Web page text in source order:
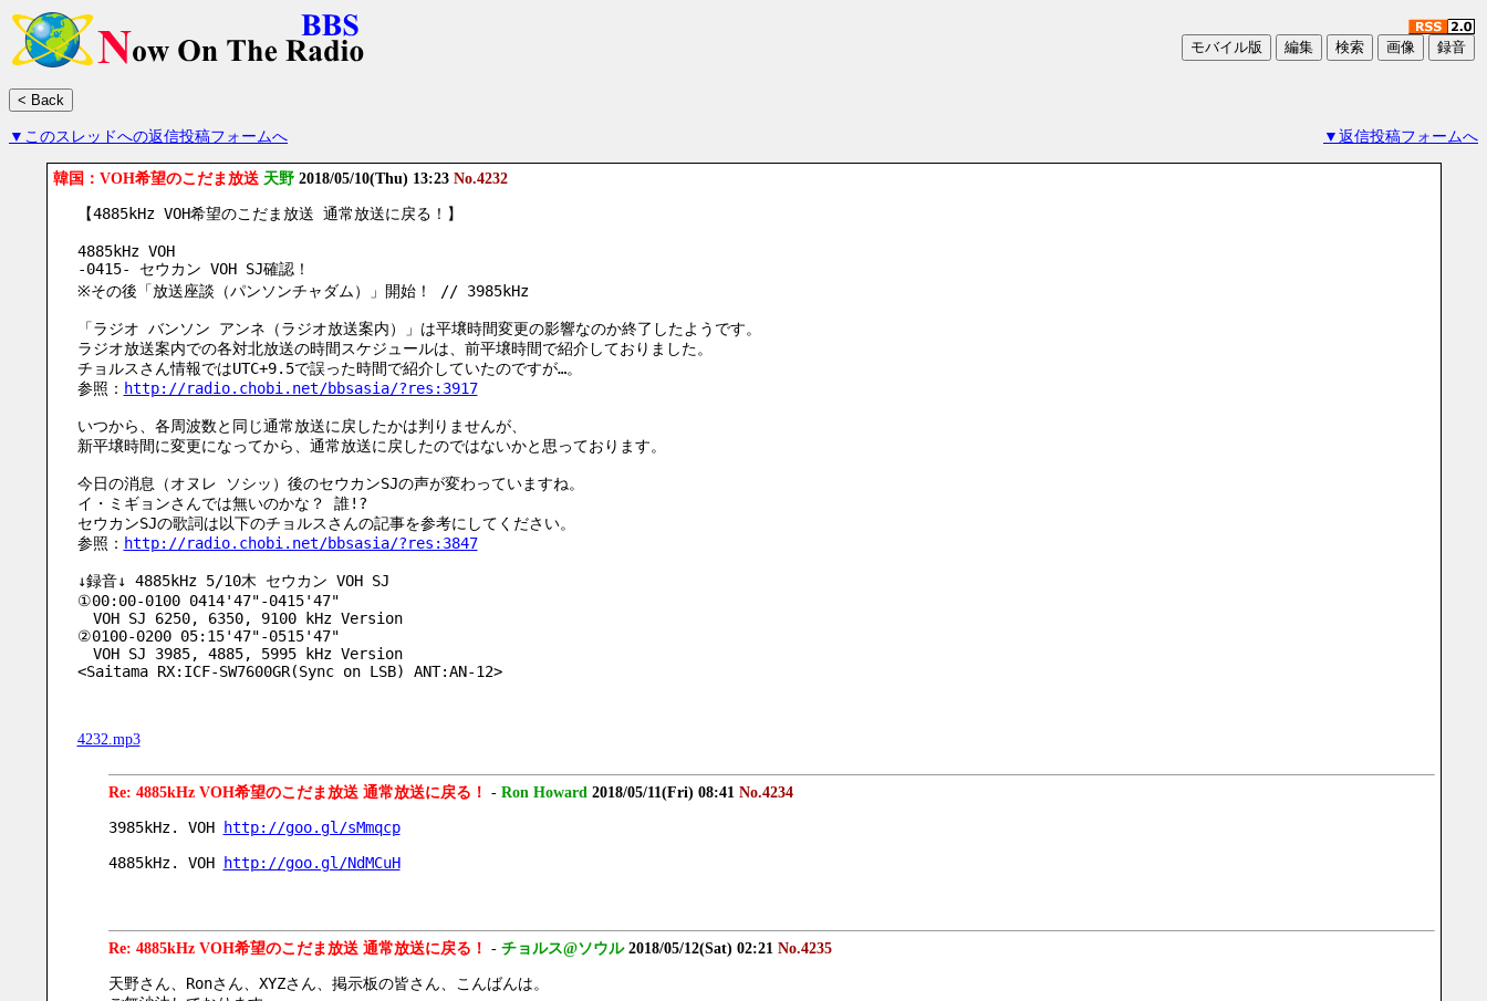
▼このスレッドへの返信投稿フォームへ ▼返信投稿フォームへ
韓国：VOH希望のこだま放送 天野 2018/05/10(Thu) 13:23 No.4232
【4885kHz VOH希望のこだま放送 通常放送に戻る！】
4885kHz VOH
-0415- セウカン VOH SJ確認！
※その後「放送座談（パンソンチャダム）」開始！ // 3985kHz
「ラジオ バンソン アンネ（ラジオ放送案内）」は平壌時間変更の影響なのか終了したようです。
ラジオ放送案内での各対北放送の時間スケジュールは、前平壌時間で紹介しておりました。
チョルスさん情報ではUTC+9.5で誤った時間で紹介していたのですが…。
参照： http://radio.chobi.net/bbsasia/?res:3917
いつから、各周波数と同じ通常放送に戻したかは判りませんが、
新平壌時間に変更になってから、通常放送に戻したのではないかと思っております。
今日の消息（オヌレ ソシッ）後のセウカンSJの声が変わっていますね。
イ・ミギョンさんでは無いのかな？ 誰!?
セウカンSJの歌詞は以下のチョルスさんの記事を参考にしてください。
参照： http://radio.chobi.net/bbsasia/?res:3847
↓録音↓ 4885kHz 5/10木 セウカン VOH SJ
①00:00-0100 0414'47"-0415'47"
VOH SJ 6250, 6350, 9100 kHz Version
②0100-0200 05:15'47"-0515'47"
VOH SJ 3985, 4885, 5995 kHz Version
<Saitama RX:ICF-SW7600GR(Sync on LSB) ANT:AN-12>
4232.mp3
Re: 4885kHz VOH希望のこだま放送 通常放送に戻る！ - Ron Howard 2018/05/11(Fri) 08:41 No.4234
3985kHz. VOH
http://goo.gl/sMmqcp
4885kHz. VOH
http://goo.gl/NdMCuH
Re: 4885kHz VOH希望のこだま放送 通常放送に戻る！ - チョルス@ソウル 2018/05/12(Sat) 02:21 No.4235
天野さん、Ronさん、XYZさん、掲示板の皆さん、こんばんは。